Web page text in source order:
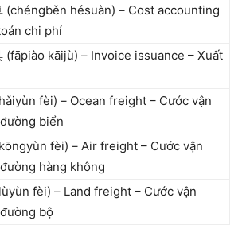
(chéngběn hésuàn) – Cost accounting
chi phí
(fāpiào kāijù) – Invoice issuance – Xuất
fèi) – Ocean freight – Cước vận
biển
fèi) – Air freight – Cước vận
hàng không
fèi) – Land freight – Cước vận
bộ